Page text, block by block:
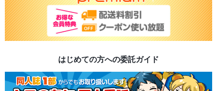
はじめての方への委託ガイド